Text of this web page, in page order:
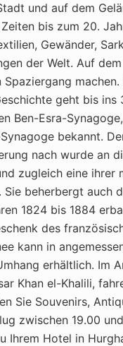
und auf dem
bis zum 20.
Gewänder,
der Welt. Auf
geht bis
Ben-Esra-
bekannt.
nach wurde an
zugleich eine ihrer
beherbergt auch
1824 bis 1884
des
kann in
erhältlich. Im
Khan el-Khalili,
Sie Souvenirs,
zwischen 19.00
Ihrem Hotel in